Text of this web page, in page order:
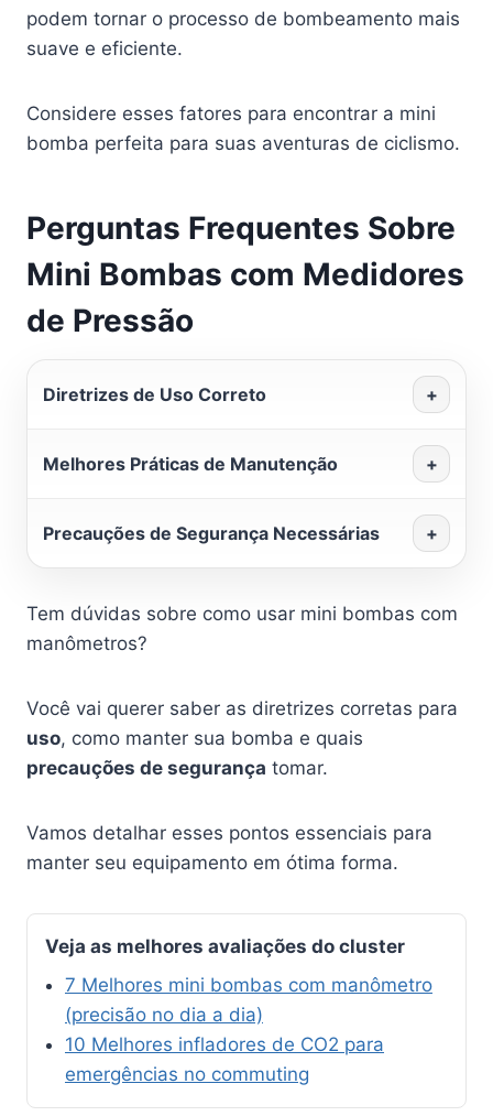
podem tornar o processo de bombeamento mais
suave e eficiente.
Considere esses fatores para encontrar a mini
bomba perfeita para suas aventuras de ciclismo.
Perguntas Frequentes Sobre
Mini Bombas com Medidores
de Pressão
Diretrizes de Uso Correto +
Melhores Práticas de Manutenção +
Precauções de Segurança Necessárias +
Tem dúvidas sobre como usar mini bombas com
manômetros?
Você vai querer saber as diretrizes corretas para
uso, como manter sua bomba e quais
precauções de segurança tomar.
Vamos detalhar esses pontos essenciais para
manter seu equipamento em ótima forma.
Veja as melhores avaliações do cluster
7 Melhores mini bombas com manômetro
(precisão no dia a dia)
10 Melhores infladores de CO2 para
emergências no commuting